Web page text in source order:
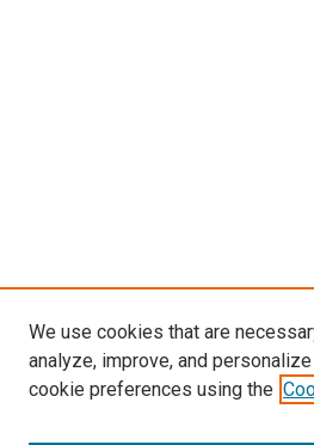
We use cookies that are
analyze, improve, and
cookie preferences using the